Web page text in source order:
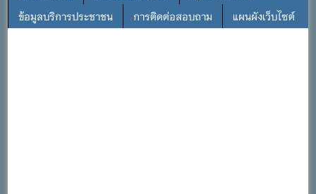
ข้อมูลบริการประชาชน
การติดต่อสอบถาม แผนผังเว็บไซต์